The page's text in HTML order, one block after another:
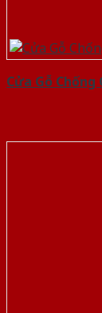
Cửa Gỗ Chống